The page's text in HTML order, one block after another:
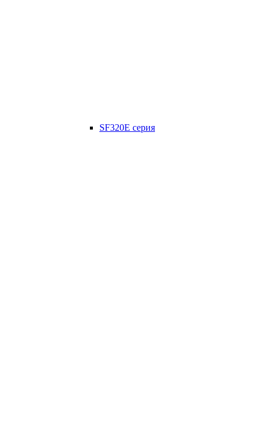
SF320E серия